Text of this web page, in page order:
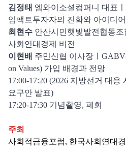
김정태 엠와이소셜컴퍼니 대표
임팩트투자자의 진화와 아이디어
최현수 안산시민햇빛발전협동조
사회연대경제 비전
이현배 주민신협 이사장ㅣ
on Values) 가입 배경과 전망
17:00-17:20 (2026 지방선거 대
요구안 발표)
17:20-17:30 기념촬영, 폐회
주최
사회적금융포럼, 한국사회연대